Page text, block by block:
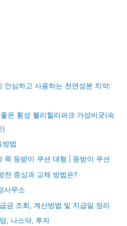
안심하고 사용하는 천연성분 치약:
은 횡성 웰리힐리파크 가성비굿(숙
)
방법
목 등받이 쿠션 대형 | 등받이 쿠션
전 증상과 교체 방법은?
사무소
금 조회, 계산방법 및 지급일 정리
, 나스닥, 투자